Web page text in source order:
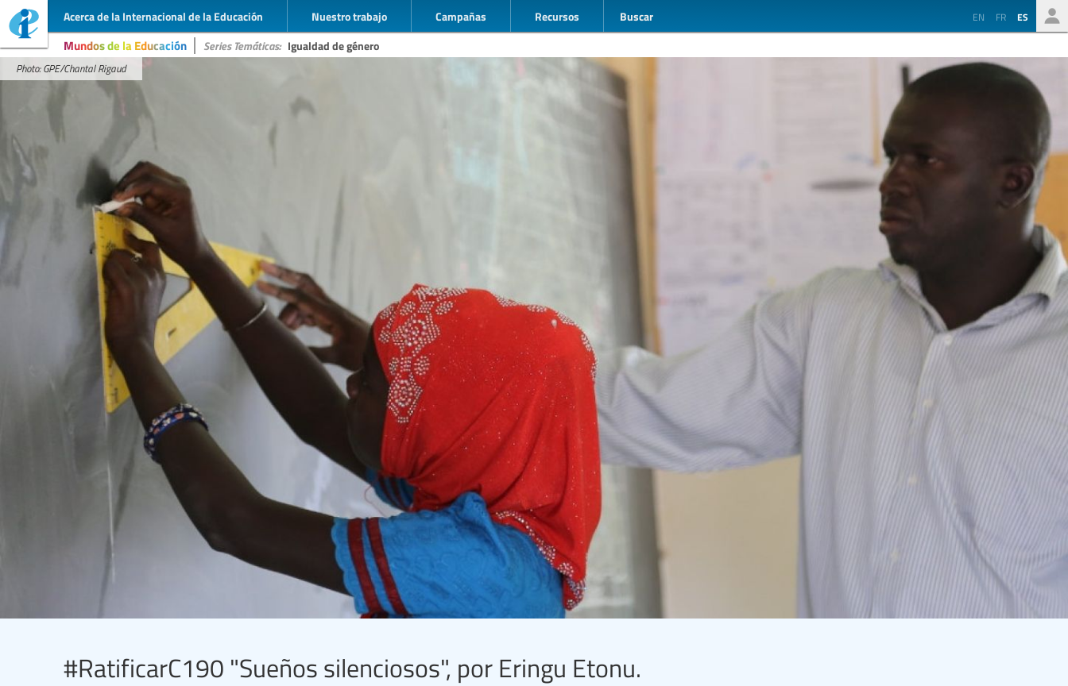
Acerca de la Internacional de la Educación Nuestro trabajo Campañas Recursos Buscar EN FR ES
Mundos de la Educación Series Temáticas: Igualdad de género
Photo: GPE/Chantal Rigaud
#RatificarC190 "Sueños silenciosos", por Eringu Etonu.